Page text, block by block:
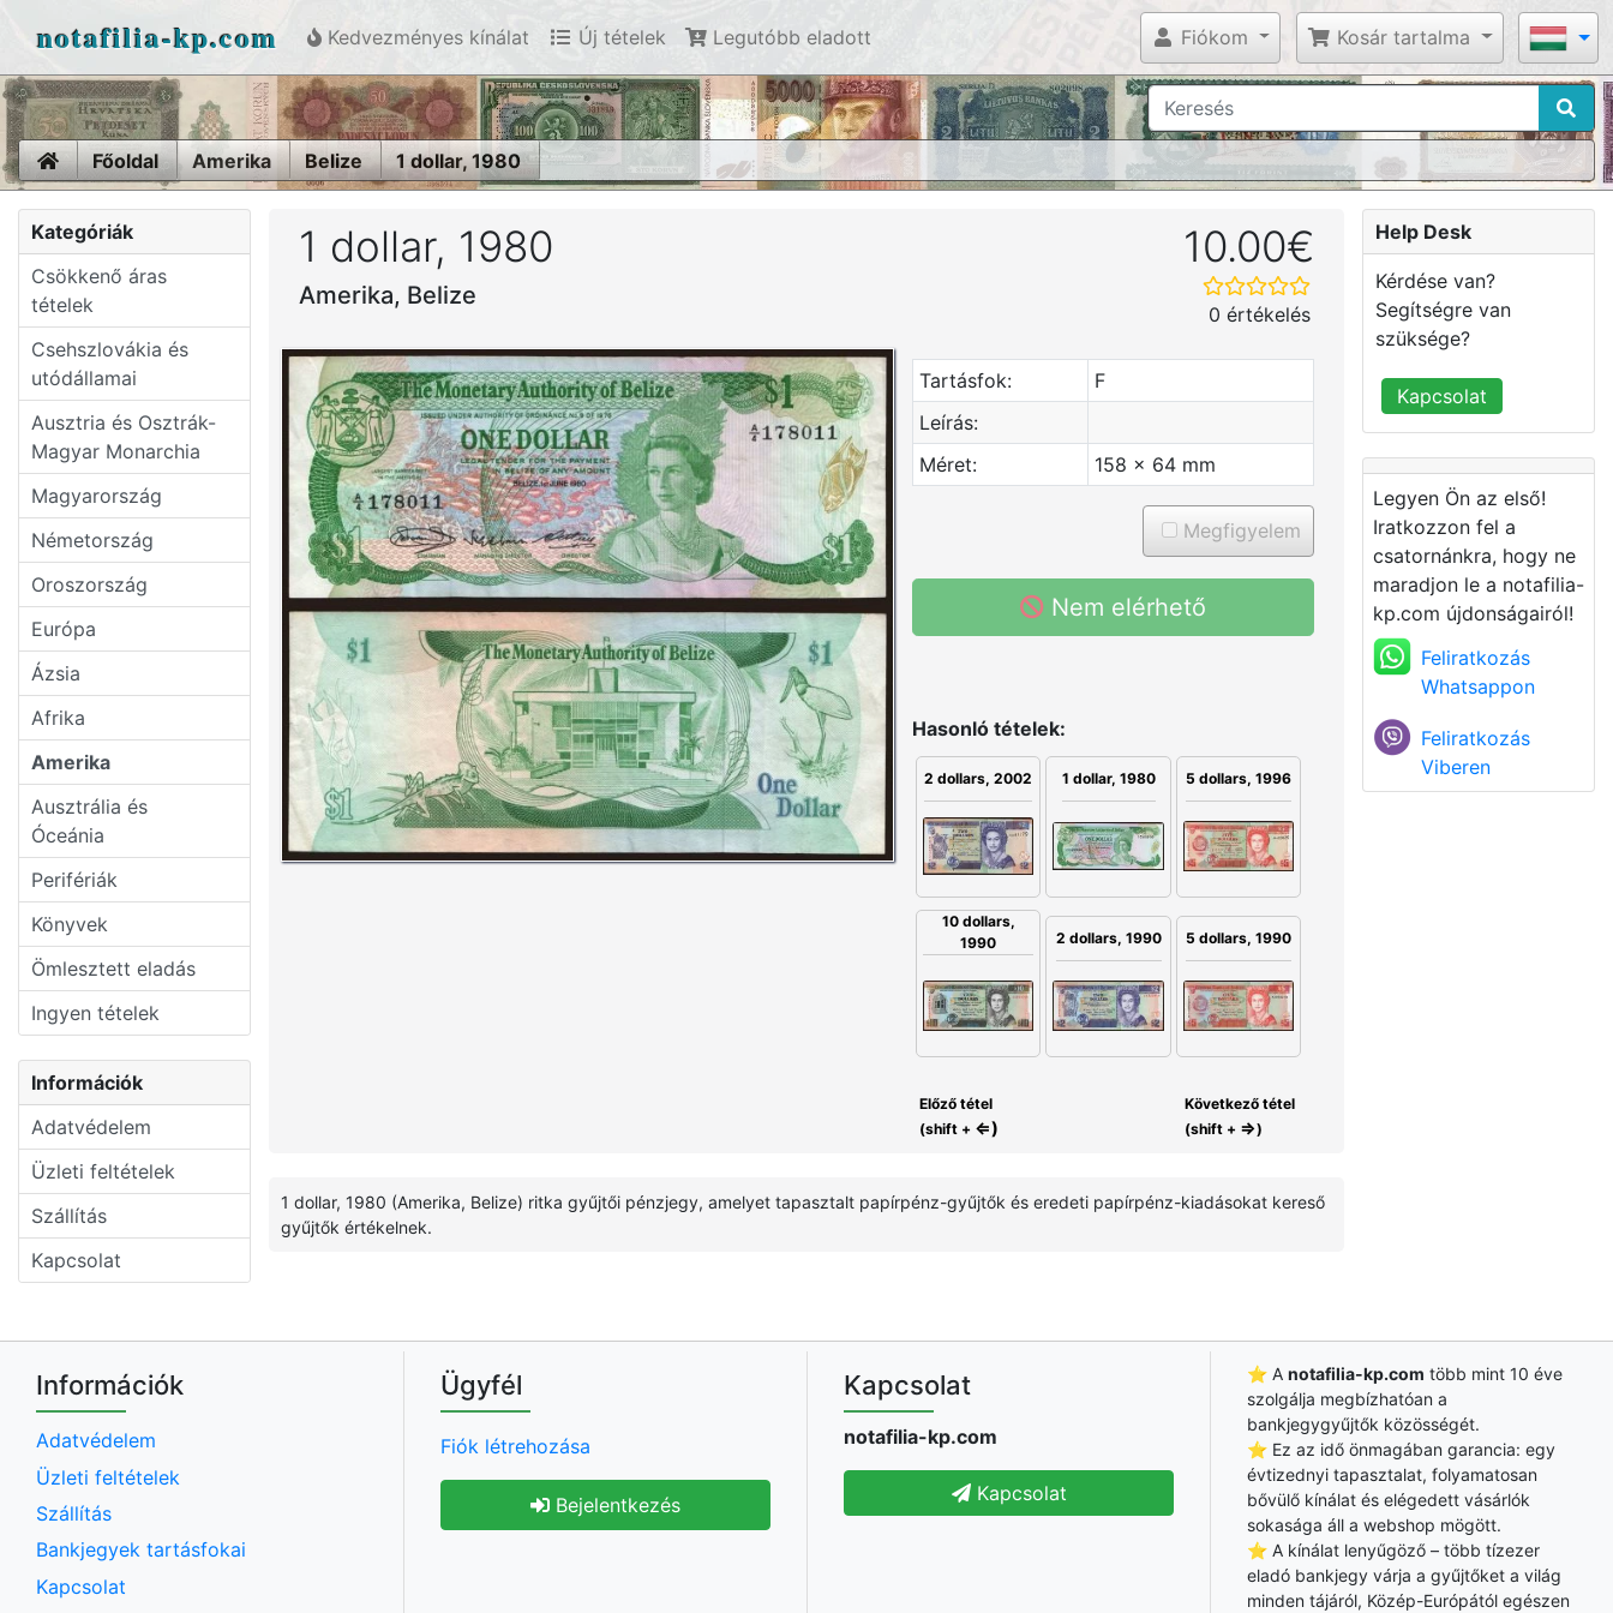
notafilia-kp.com Kedvezményes kínálat Új tételek Legutóbb eladott Fiókom Kosár tartalma
HomeFőoldal Amerika Belize 1 dollar, 1980
Kategóriák
Csökkenő áras
tételek
Csehszlovákia és
utódállamai
Ausztria és Osztrák-
Magyar Monarchia
Magyarország
Németország
Oroszország
Európa
Ázsia
Afrika
Amerika
Ausztrália és
Óceánia
Perifériák
Könyvek
Ömlesztett eladás
Ingyen tételek
Információk
Adatvédelem
Üzleti feltételek
Szállítás
Kapcsolat
1 dollar, 1980
Amerika, Belize
10.00€
0 értékelés
Tartásfok:
F
Leírás:
Méret:
158 x 64 mm
Megfigyelem
Nem elérhető
Hasonló tételek:
2 dollars, 2002 1 dollar, 1980 5 dollars, 1996
10 dollars,
1990
2 dollars, 1990 5 dollars, 1990
Előző tétel
(shift + ⇐)
Következő tétel
(shift + ⇒)
1 dollar, 1980 (Amerika, Belize) ritka gyűjtői pénzjegy, amelyet tapasztalt papírpénz-gyűjtők és eredeti papírpénz-kiadásokat kereső
gyűjtők értékelnek.
Help Desk
Kérdése van?
Segítségre van
szüksége?
Kapcsolat
Legyen Ön az első!
Iratkozzon fel a
csatornánkra, hogy ne
maradjon le a notafilia-
kp.com újdonságairól!
Feliratkozás
Whatsappon
Feliratkozás
Viberen
Információk
Adatvédelem
Üzleti feltételek
Szállítás
Bankjegyek tartásfokai
Kapcsolat
Ügyfél
Fiók létrehozása
Bejelentkezés
Kapcsolat
notafilia-kp.com
Kapcsolat
⭐ A notafilia-kp.com több mint 10 éve
szolgálja megbízhatóan a
bankjegygyűjtők közösségét.
⭐ Ez az idő önmagában garancia: egy
évtizednyi tapasztalat, folyamatosan
bővülő kínálat és elégedett vásárlók
sokasága áll a webshop mögött.
⭐ A kínálat lenyűgöző – több tízezer
eladó bankjegy várja a gyűjtőket a világ
minden tájáról, Közép-Európától egészen